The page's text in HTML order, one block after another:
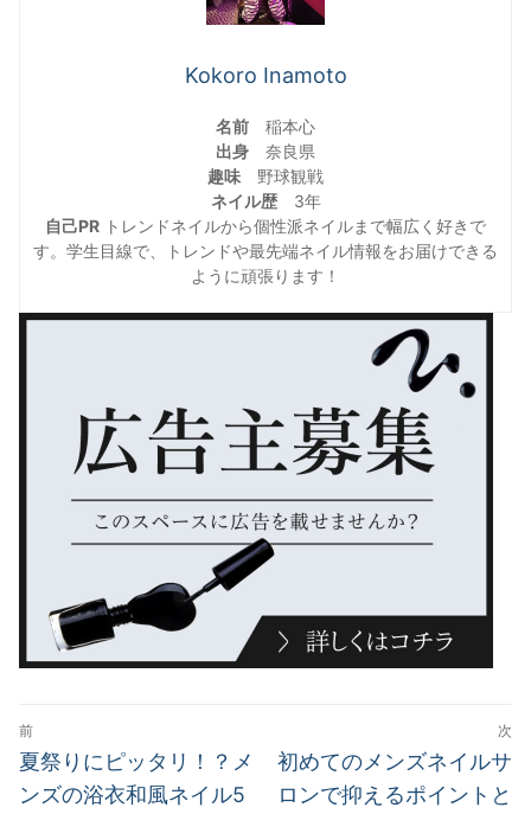
Kokoro Inamoto
名前 稲本心
出身 奈良県
趣味 野球観戦
ネイル歴3年
自己PR トレンドネイルから個性派ネイルまで幅広く好きで
す。学生目線で、トレンドや最先端ネイル情報をお届けできる
ように頑張ります！
投
稿
ナ
前
前
の
夏祭りにピッタリ！？メ
ンズの浴衣和風ネイル5
次
次
の
初めてのメンズネイルサ
ロンで抑えるポイントと